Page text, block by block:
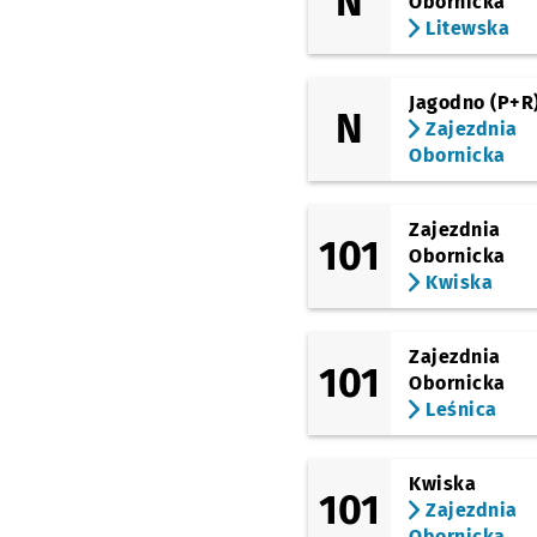
Litewska
N
Jagodno
Zajezdnia
Obornicka
101
Zajezdnia
Obornicka
Kwiska
101
Zajezdnia
Obornicka
Leśnica
101
Kwiska
Zajezdnia